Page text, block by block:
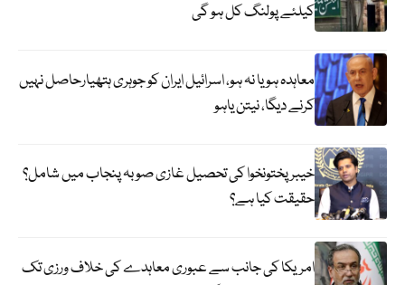
کیلئے پولنگ کل ہو گی
معاہدہ ہو یا نہ ہو، اسرائیل ایران کو جوہری ہتھیارحاصل نہیں
کرنے دیگا، نیتن یاہو
خیبر پختونخوا کی تحصیل غازی صوبہ پنجاب میں شامل؟
حقیقت کیا ہے؟
امریکا کی جانب سے عبوری معاہدے کی خلاف ورزی تک